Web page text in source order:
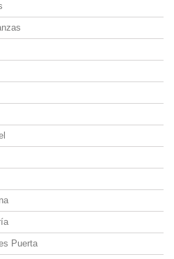
Puerta